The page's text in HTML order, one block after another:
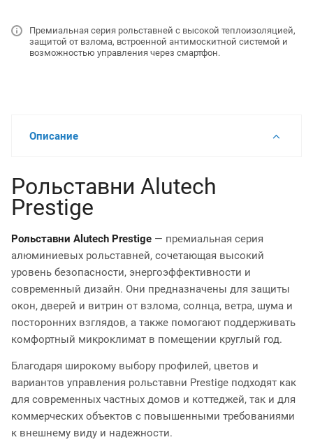
Премиальная серия рольставней с высокой теплоизоляцией,
защитой от взлома, встроенной антимоскитной системой и
возможностью управления через смартфон.
Описание
Рольставни Alutech
Prestige
Рольставни Alutech Prestige — премиальная серия
алюминиевых рольставней, сочетающая высокий
уровень безопасности, энергоэффективности и
современный дизайн. Они предназначены для защиты
окон, дверей и витрин от взлома, солнца, ветра, шума и
посторонних взглядов, а также помогают поддерживать
комфортный микроклимат в помещении круглый год.
Благодаря широкому выбору профилей, цветов и
вариантов управления рольставни Prestige подходят как
для современных частных домов и коттеджей, так и для
коммерческих объектов с повышенными требованиями
к внешнему виду и надежности.